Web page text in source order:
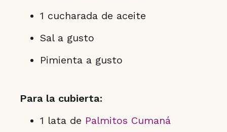
1 cucharada de aceite
Sal a gusto
Pimienta a gusto
Para la cubierta:
1 lata de Palmitos Cumaná